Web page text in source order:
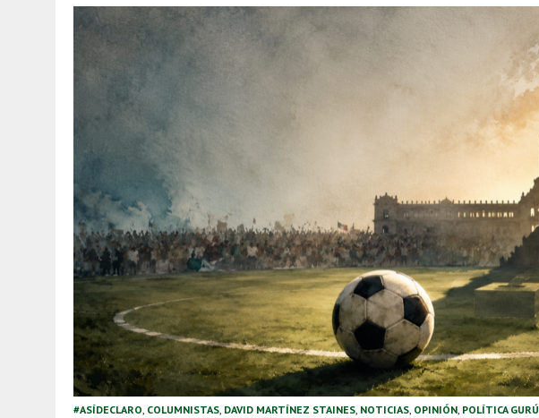
#ASÍDECLARO, COLUMNISTAS, DAVID MARTÍNEZ STAINES, NOTICIAS, OPINIÓN, POLÍTICA GURÚ